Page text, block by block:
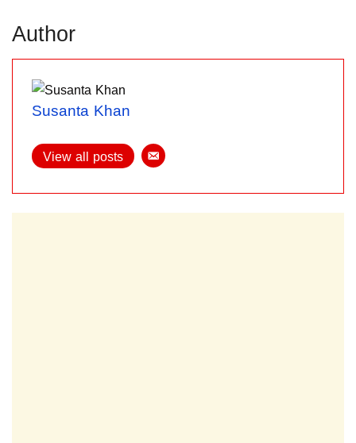
Author
Susanta Khan
View all posts